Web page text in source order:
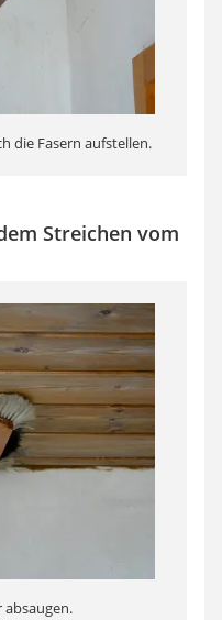
die Fasern aufstellen.
Streichen vom
absaugen.